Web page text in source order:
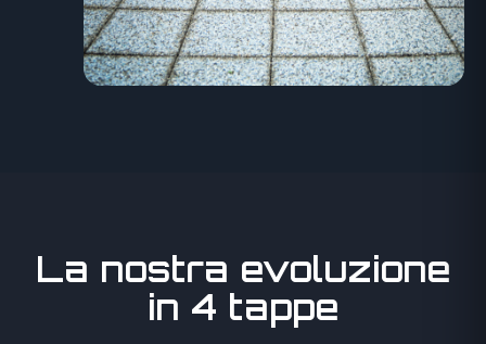
La nostra evoluzione
in 4 tappe